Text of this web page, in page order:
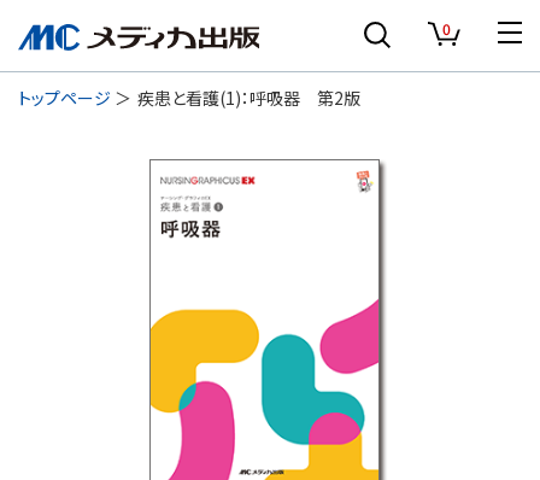
0
トップページ 疾患と看護(1)：呼吸器 第2版